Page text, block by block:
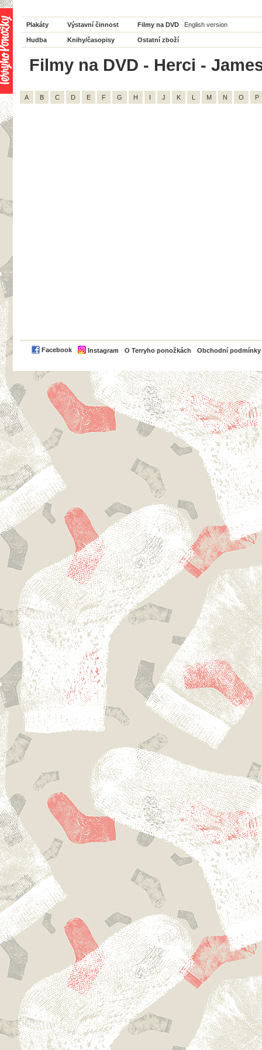
Plakáty Výstavní činnost Filmy na DVD English version
Hudba Knihy/časopisy Ostatní zboží
Filmy na DVD - Herci -
A B C D E F G H I J K L M N O P
Facebook Instagram O Terryho ponožkách Obchodní podmínky
PayPal